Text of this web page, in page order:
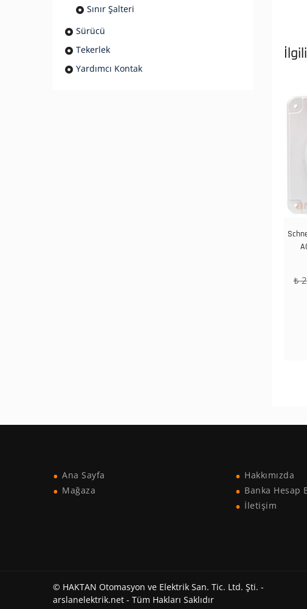
₺
Sınır Şalteri
Sürücü
Tekerlek
Yardımcı Kontak
Ana Sayfa
Mağaza
Hakkımızda
Banka Hesap
İletişim
© HAKTAN Otomasyon ve Elektrik San. Tic. Ltd. Şti. -
arslanelektrik.net - Tüm Hakları Saklıdır